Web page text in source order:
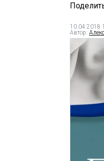
10.04.2018
Автор: